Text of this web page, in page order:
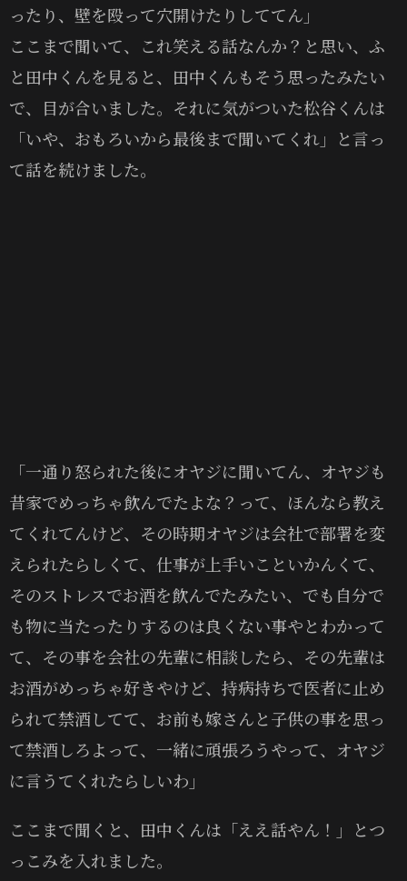
ったり、壁を殴って穴開けたりしててん」
ここまで聞いて、これ笑える話なんか？と思い、ふ
と田中くんを見ると、田中くんもそう思ったみたい
で、目が合いました。それに気がついた松谷くんは
「いや、おもろいから最後まで聞いてくれ」と言っ
て話を続けました。
「一通り怒られた後にオヤジに聞いてん、オヤジも
昔家でめっちゃ飲んでたよな？って、ほんなら教え
てくれてんけど、その時期オヤジは会社で部署を変
えられたらしくて、仕事が上手いこといかんくて、
そのストレスでお酒を飲んでたみたい、でも自分で
も物に当たったりするのは良くない事やとわかって
て、その事を会社の先輩に相談したら、その先輩は
お酒がめっちゃ好きやけど、持病持ちで医者に止め
られて禁酒してて、お前も嫁さんと子供の事を思っ
て禁酒しろよって、一緒に頑張ろうやって、オヤジ
に言うてくれたらしいわ」
ここまで聞くと、田中くんは「ええ話やん！」とつ
っこみを入れました。